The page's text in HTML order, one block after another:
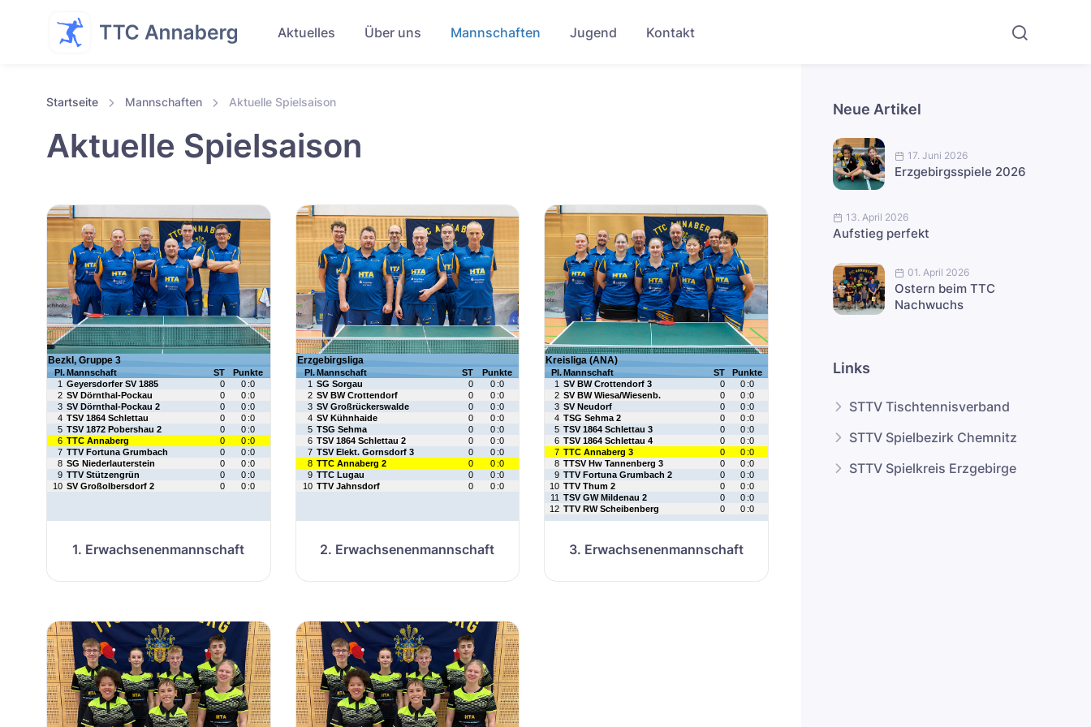
Aktuelles Über uns Mannschaften Jugend Kontakt
Startseite Mannschaften Aktuelle Spielsaison
Aktuelle Spielsaison
1. Erwachsenenmannschaft 2. Erwachsenenmannschaft 3. Erwachsenenmannschaft
Neue Artikel
17. Juni 2026
Erzgebirgsspiele 2026
13. April 2026
Aufstieg perfekt
01. April 2026
Ostern beim TTC
Nachwuchs
Links
STTV Tischtennisverband
STTV Spielbezirk Chemnitz
STTV Spielkreis Erzgebirge